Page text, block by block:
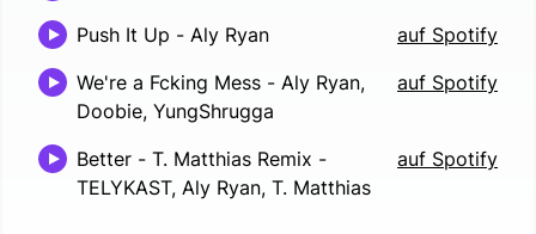
Push It Up - Aly Ryan
auf Spotify
We're a Fcking Mess - Aly Ryan,
Doobie, YungShrugga
auf Spotify
Better - T. Matthias Remix -
TELYKAST, Aly Ryan, T. Matthias
auf Spotify